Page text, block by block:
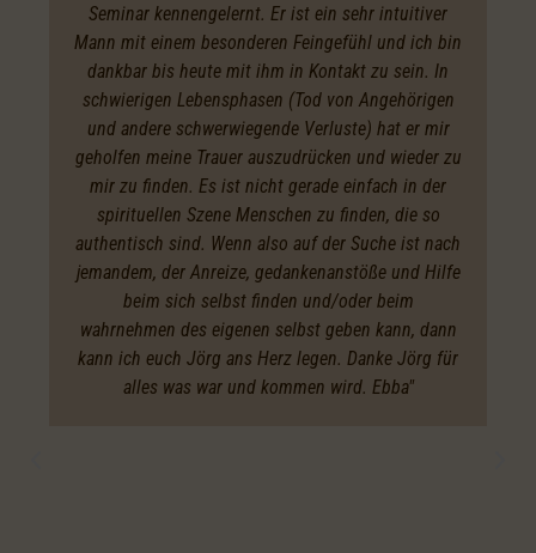
Seminar kennengelernt. Er ist ein sehr intuitiver
Mann mit einem besonderen Feingefühl und ich bin
dankbar bis heute mit ihm in Kontakt zu sein. In
schwierigen Lebensphasen (Tod von Angehörigen
und andere schwerwiegende Verluste) hat er mir
geholfen meine Trauer auszudrücken und wieder zu
mir zu finden. Es ist nicht gerade einfach in der
spirituellen Szene Menschen zu finden, die so
authentisch sind. Wenn also auf der Suche ist nach
jemandem, der Anreize, gedankenanstöße und Hilfe
beim sich selbst finden und/oder beim
wahrnehmen des eigenen selbst geben kann, dann
kann ich euch Jörg ans Herz legen. Danke Jörg für
alles was war und kommen wird. Ebba"